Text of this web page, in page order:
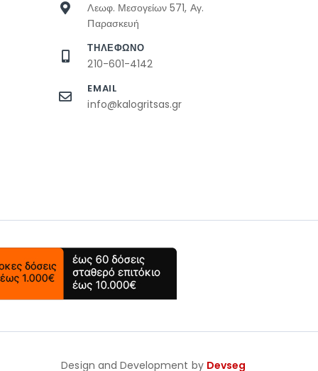
Λεωφ. Μεσογείων 571, Αγ.
Παρασκευή
ΤΗΛΕΦΩΝΟ
210-601-4142
EMAIL
info@kalogritsas.gr
Design and Development by Devseg